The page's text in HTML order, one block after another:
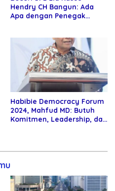
Hendry CH Bangun: Ada
Apa dengan Penegak
Habibie Democracy Forum
2024, Mahfud MD: Butuh
Komitmen, Leadership, dan